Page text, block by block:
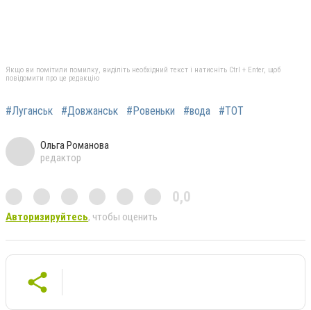
Якщо ви помітили помилку, виділіть необхідний текст і натисніть Ctrl + Enter, щоб
повідомити про це редакцію
#Луганськ #Довжанськ #Ровеньки #вода #ТОТ
Ольга Романова
редактор
0,0
Авторизируйтесь, чтобы оценить